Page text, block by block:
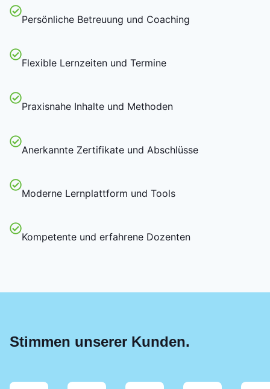
Persönliche Betreuung und Coaching
Flexible Lernzeiten und Termine
Praxisnahe Inhalte und Methoden
Anerkannte Zertifikate und Abschlüsse
Moderne Lernplattform und Tools
Kompetente und erfahrene Dozenten
Stimmen unserer Kunden.